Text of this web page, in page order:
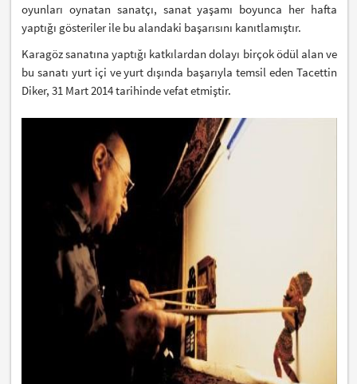
oyunları oynatan sanatçı, sanat yaşamı boyunca her hafta
yaptığı gösteriler ile bu alandaki başarısını kanıtlamıştır.
Karagöz sanatına yaptığı katkılardan dolayı birçok ödül alan ve
bu sanatı yurt içi ve yurt dışında başarıyla temsil eden Tacettin
Diker, 31 Mart 2014 tarihinde vefat etmiştir.